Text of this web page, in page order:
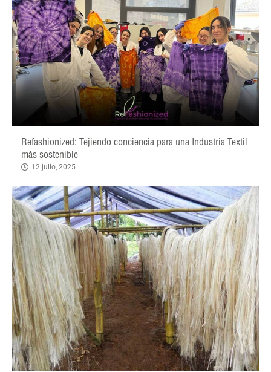
Refashionized: Tejiendo conciencia para una Industria Textil
más sostenible
12 julio, 2025